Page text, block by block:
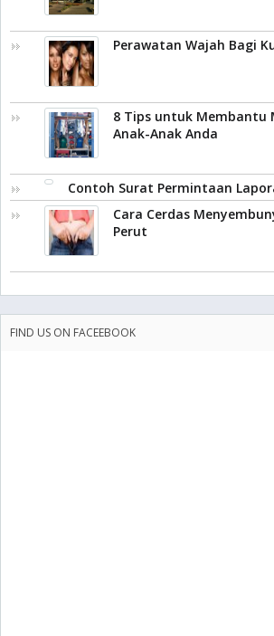
Perawatan Wajah Bagi
8 Tips untuk Membantu
Anak-Anak Anda
Contoh Surat Permintaan
Cara Cerdas
Perut
FIND US ON FACEEBOOK